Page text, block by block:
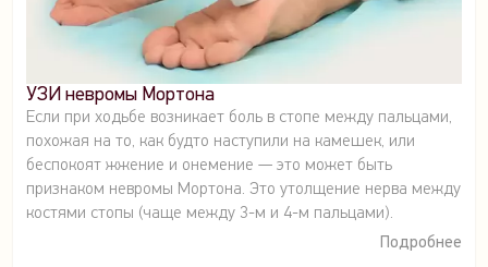
УЗИ невромы Мортона
Если при ходьбе возникает боль в стопе между пальцами,
похожая на то, как будто наступили на камешек, или
беспокоят жжение и онемение — это может быть
признаком невромы Мортона. Это утолщение нерва между
костями стопы (чаще между 3-м и 4-м пальцами).
Подробнее